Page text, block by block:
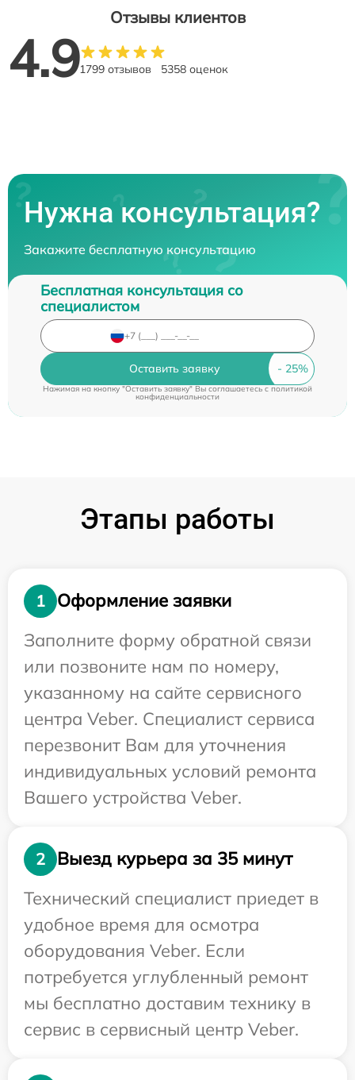
Отзывы клиентов
4.91799 отзывов 5358 оценок
Нужна консультация?
Закажите бесплатную консультацию
Бесплатная консультация со
специалистом
Оставить заявку
Нажимая на кнопку "Оставить заявку" Вы соглашаетесь cполитикой
конфиденциальности
Этапы работы
1
Оформление заявки
Заполните форму обратной связи
или позвоните нам по номеру,
указанному на сайте сервисного
центра Veber. Специалист сервиса
перезвонит Вам для уточнения
индивидуальных условий ремонта
Вашего устройства Veber.
2
Выезд курьера за 35 минут
Технический специалист приедет в
удобное время для осмотра
оборудования Veber. Если
потребуется углубленный ремонт
мы бесплатно доставим технику в
сервис в сервисный центр Veber.